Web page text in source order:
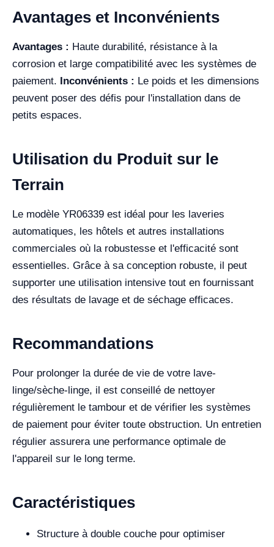
Avantages et Inconvénients
Avantages : Haute durabilité, résistance à la
corrosion et large compatibilité avec les systèmes de
paiement. Inconvénients : Le poids et les dimensions
peuvent poser des défis pour l'installation dans de
petits espaces.
Utilisation du Produit sur le
Terrain
Le modèle YR06339 est idéal pour les laveries
automatiques, les hôtels et autres installations
commerciales où la robustesse et l'efficacité sont
essentielles. Grâce à sa conception robuste, il peut
supporter une utilisation intensive tout en fournissant
des résultats de lavage et de séchage efficaces.
Recommandations
Pour prolonger la durée de vie de votre lave-
linge/sèche-linge, il est conseillé de nettoyer
régulièrement le tambour et de vérifier les systèmes
de paiement pour éviter toute obstruction. Un entretien
régulier assurera une performance optimale de
l'appareil sur le long terme.
Caractéristiques
Structure à double couche pour optimiser